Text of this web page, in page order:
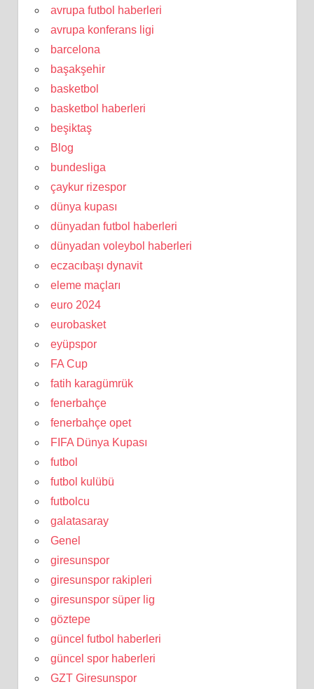
avrupa futbol haberleri
avrupa konferans ligi
barcelona
başakşehir
basketbol
basketbol haberleri
beşiktaş
Blog
bundesliga
çaykur rizespor
dünya kupası
dünyadan futbol haberleri
dünyadan voleybol haberleri
eczacıbaşı dynavit
eleme maçları
euro 2024
eurobasket
eyüpspor
FA Cup
fatih karagümrük
fenerbahçe
fenerbahçe opet
FIFA Dünya Kupası
futbol
futbol kulübü
futbolcu
galatasaray
Genel
giresunspor
giresunspor rakipleri
giresunspor süper lig
göztepe
güncel futbol haberleri
güncel spor haberleri
GZT Giresunspor